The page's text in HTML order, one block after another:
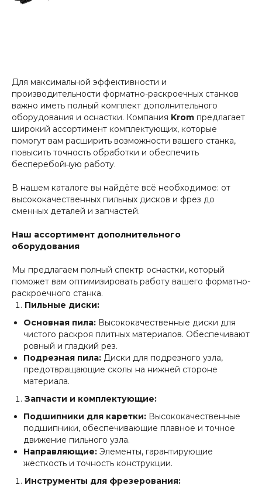
Для максимальной эффективности и
производительности форматно-раскроечных станков
важно иметь полный комплект дополнительного
оборудования и оснастки. Компания Krom предлагает
широкий ассортимент комплектующих, которые
помогут вам расширить возможности вашего станка,
повысить точность обработки и обеспечить
бесперебойную работу.
В нашем каталоге вы найдёте всё необходимое: от
высококачественных пильных дисков и фрез до
сменных деталей и запчастей.
Наш ассортимент дополнительного
оборудования
Мы предлагаем полный спектр оснастки, который
поможет вам оптимизировать работу вашего форматно-
раскроечного станка.
Пильные диски:
Основная пила: Высококачественные диски для
чистого раскроя плитных материалов. Обеспечивают
ровный и гладкий рез.
Подрезная пила: Диски для подрезного узла,
предотвращающие сколы на нижней стороне
материала.
Запчасти и комплектующие:
Подшипники для каретки: Высококачественные
подшипники, обеспечивающие плавное и точное
движение пильного узла.
Направляющие: Элементы, гарантирующие
жёсткость и точность конструкции.
Инструменты для фрезерования:
О КОМПАНИИ
Контакты
Вопросы и ответы
Документы
Блог
КАТАЛОГ ТОВАРОВ
Форматно-раскроечные
Дополнительное оборудование для ФРС
Кромкооблицовочные ручные
Кромкооблицовочные автоматические
Обработка кромки ПВХ
Подготовка кромки ПВХ
Сверлильно-присадочные
Фрезерные
ПОКУПАТЕЛЯМ
Сервис
Компрессорное оборудование
Расходные материалы и оснастка
Запчасти